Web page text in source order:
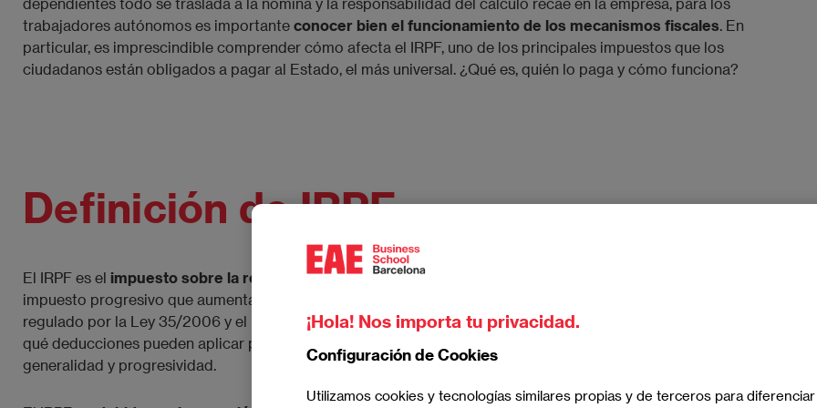
trabajadores autónomos es importante conocer bien el funcionamiento de los mecanismos fiscales. En
particular, es imprescindible comprender cómo afecta el IRPF, uno de los principales impuestos que los
ciudadanos están obligados a pagar al Estado, el más universal. ¿Qué es, quién lo paga y cómo funciona?
Definición de IRPF
El IRPF es el impuesto sobre la renta de las personas físicas
impuesto progresivo que aumenta proporcionalmente al crecer el valor de la renta. En su totalidad, el IRPF está
regulado por la Ley 35/2006 y el Real Decreto 439/2007, que establecen cómo deben tributar los ciudadanos y
qué deducciones pueden aplicar para reducir su carga fiscal. Todo se rige según los principios de igualdad,
generalidad y progresividad.
¡Hola! Nos importa tu privacidad.
Configuración de Cookies
Utilizamos cookies y tecnologías similares propias y de terceros para